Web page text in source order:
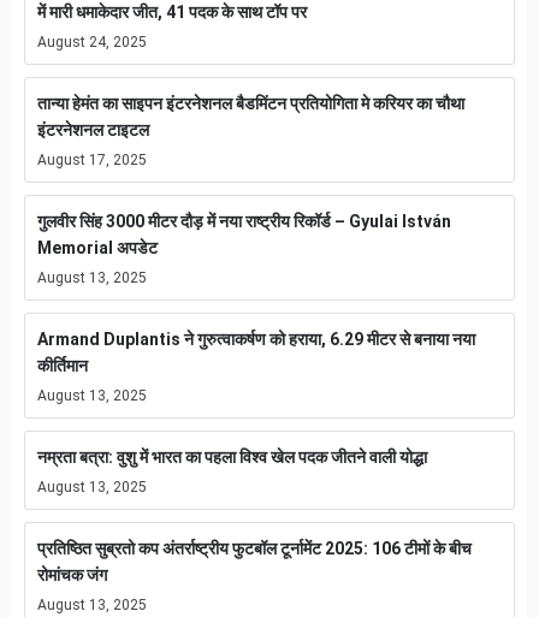
में मारी धमाकेदार जीत, 41 पदक के साथ टॉप पर
August 24, 2025
तान्या हेमंत का साइपन इंटरनेशनल बैडमिंटन प्रतियोगिता मे करियर का चौथा
इंटरनेशनल टाइटल
August 17, 2025
गुलवीर सिंह 3000 मीटर दौड़ में नया राष्ट्रीय रिकॉर्ड – Gyulai István
Memorial अपडेट
August 13, 2025
Armand Duplantis ने गुरुत्वाकर्षण को हराया, 6.29 मीटर से बनाया नया
कीर्तिमान
August 13, 2025
नम्रता बत्रा: वुशु में भारत का पहला विश्व खेल पदक जीतने वाली योद्धा
August 13, 2025
प्रतिष्ठित सुब्रतो कप अंतर्राष्ट्रीय फुटबॉल टूर्नामेंट 2025: 106 टीमों के बीच
रोमांचक जंग
August 13, 2025